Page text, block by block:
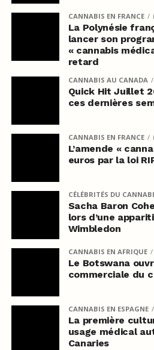
CANNABIS EN FRANCE
La Polynésie
lancer son
« cannabis
retard
CANNABIS AU CANADA
Quick Hit Juillet
ces dernières
CANNABIS EN FRANCE
L’amende «
euros par la loi
CÉLÉBRITÉS DU
Sacha Baron
lors d’une
Wimbledon
CANNABIS EN AFRIQUE
Le Botswana
commerciale du
CANNABIS EN ESPAGNE
La première
usage médical
Canaries